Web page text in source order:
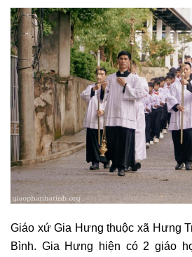
Giáo xứ Gia Hưng thuộc xã Hưng
Bình. Gia Hưng hiện có 2 giáo